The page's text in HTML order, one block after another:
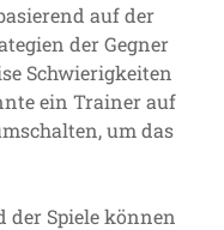
auf der
der Gegner
Schwierigkeiten
ein Trainer auf
um das
der Spiele können